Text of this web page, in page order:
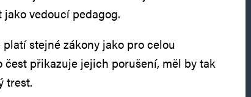
vedoucí pedagog.
stejné zákony jako pro celou
čest přikazuje jejich porušení, měl by tak
trest.